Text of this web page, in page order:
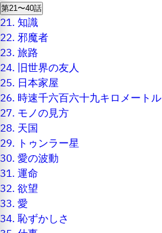
第21〜40話
21.知識
22.邪魔者
23.旅路
24. 旧世界の友人
25. 日本家屋
26. 時速千六百六十九キロメートル
27. モノの見方
28. 天国
29. トゥンラー星
30.愛の波動
31.運命
32.欲望
33.愛
34.恥ずかしさ